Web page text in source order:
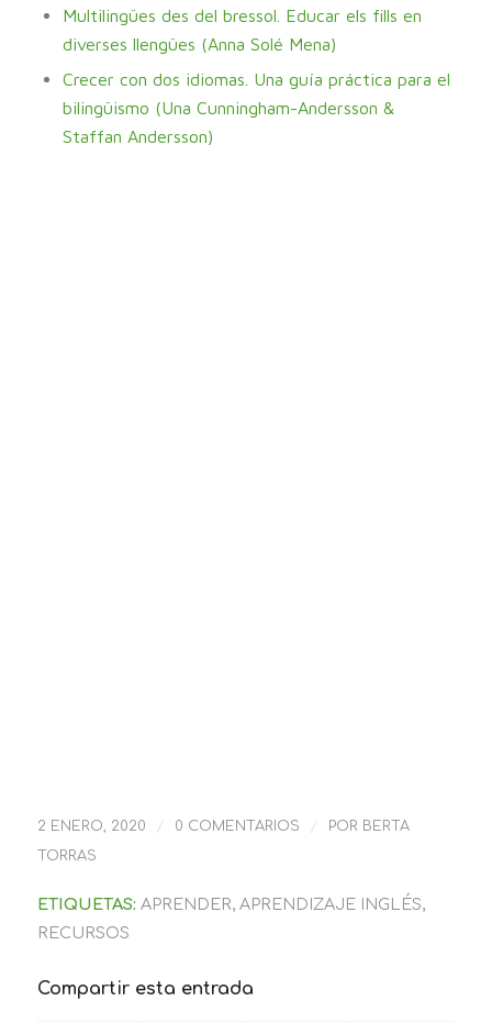
Multilingües des del bressol. Educar els fills en
diverses llengües (Anna Solé Mena)
Crecer con dos idiomas. Una guía práctica para el
bilingüismo (Una Cunningham-Andersson &
Staffan Andersson)
2 ENERO, 2020 / 0 COMENTARIOS / POR BERTA
TORRAS
ETIQUETAS: APRENDER, APRENDIZAJE INGLÉS,
RECURSOS
Compartir esta entrada